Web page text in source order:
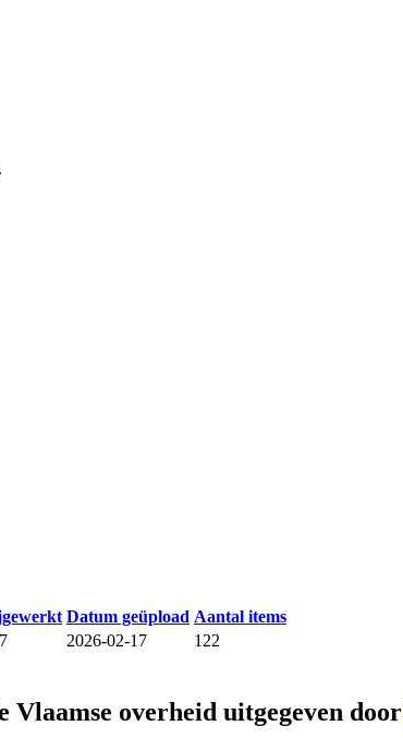
Datum geüpload Aantal items
2026-02-17 122
Vlaamse overheid uitgegeven door